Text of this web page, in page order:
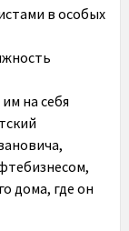
в особых
на себя
дома, где он